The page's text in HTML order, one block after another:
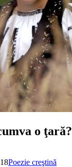
o ţară?
Poezie creştină